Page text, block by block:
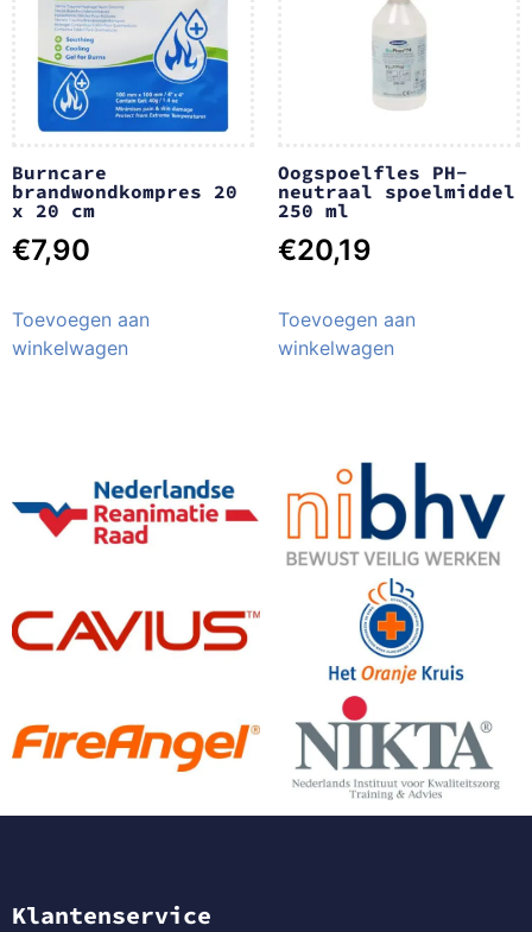
Burncare
brandwondkompres 20
x 20 cm
€7,90
Toevoegen aan
winkelwagen
Oogspoelfles PH-
neutraal spoelmiddel
250 ml
€20,19
Toevoegen aan
winkelwagen
Klantenservice